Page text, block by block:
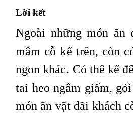
Lời kết
Ngoài những món ăn
mâm cỗ kể trên, còn
ngon khác. Có thể kể
tai heo ngâm giấm,
món ăn vặt đãi khách